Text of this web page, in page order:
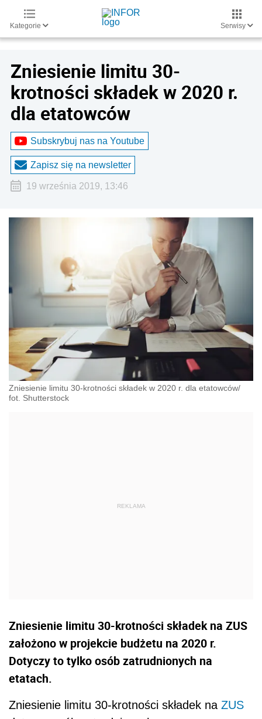
Kategorie Serwisy
Zniesienie limitu 30-
krotności składek w 2020 r.
dla etatowców
Subskrybuj nas na Youtube
Zapisz się na newsletter
19 września 2019, 13:46
Zniesienie limitu 30-krotności składek w 2020 r. dla etatowców/
fot. Shutterstock
Zniesienie limitu 30-krotności składek na ZUS
założono w projekcie budżetu na 2020 r.
Dotyczy to tylko osób zatrudnionych na
etatach.
Zniesienie limitu 30-krotności składek na ZUS